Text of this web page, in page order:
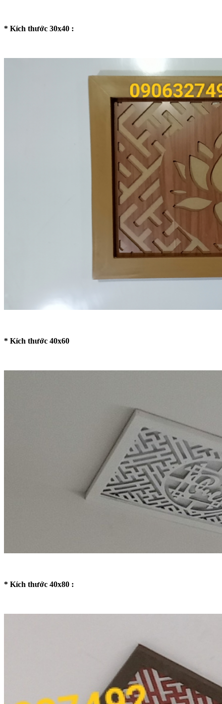
* Kích thước 30x40 :
* Kích thước 40x60
* Kích thước 40x80 :